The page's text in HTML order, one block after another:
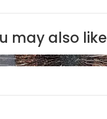
may also like